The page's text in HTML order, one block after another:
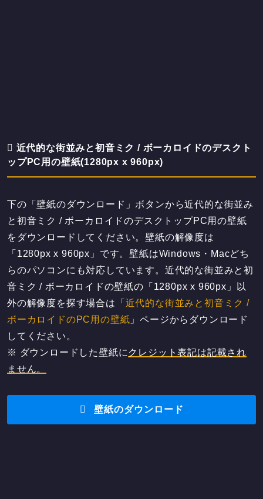
近代的な街並みと初音ミク / ボーカロイドのデスクト
ップPC用の壁紙(1280px x 960px)
下の「壁紙のダウンロード」ボタンから近代的な街並み
と初音ミク / ボーカロイドのデスクトップPC用の壁紙
をダウンロードしてください。壁紙の解像度は
「1280px x 960px」です。壁紙はWindows・Macどち
らのパソコンにも対応しています。近代的な街並みと初
音ミク / ボーカロイドの壁紙の「1280px x 960px」以
外の解像度を探す場合は「 近代的な街並みと初音ミク /
ボーカロイドのPC用の壁紙 」ページからダウンロード
してください。
※ ダウンロードした壁紙に クレジット表記は記載され
ません。
壁紙のダウンロード